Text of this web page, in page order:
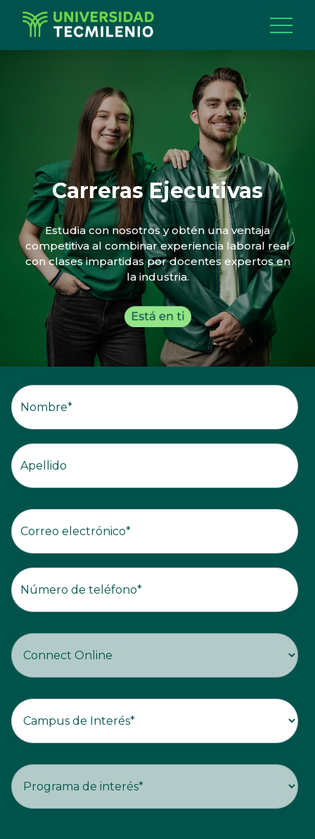
Carreras Ejecutivas
Estudia con nosotros y obtén una ventaja
competitiva al combinar experiencia laboral real
con clases impartidas por docentes expertos en
la industria.